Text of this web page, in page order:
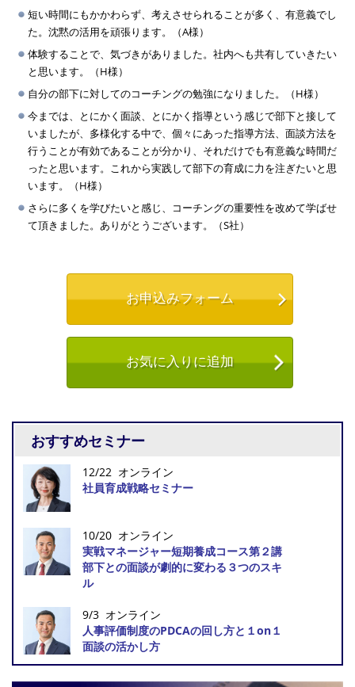
短い時間にもかかわらず、考えさせられることが多く、有意義でし
た。沈黙の活用を頑張ります。（A様）
体験することで、気づきがありました。社内へも共有していきたい
と思います。（H様）
自分の部下に対してのコーチングの勉強になりました。（H様）
今までは、とにかく面談、とにかく指導という感じで部下と接して
いましたが、多様化する中で、個々にあった指導方法、面談方法を
行うことが有効であることが分かり、それだけでも有意義な時間だ
ったと思います。これから実践して部下の育成に力を注ぎたいと思
います。（H様）
さらに多くを学びたいと感じ、コーチングの重要性を改めて学ばせ
て頂きました。ありがとうございます。（S社）
お申込みフォーム
お気に入りに追加
おすすめセミナー
12/22 オンライン
社員育成戦略セミナー
10/20 オンライン
実戦マネージャー短期養成コース第２講
部下との面談が劇的に変わる３つのスキ
ル
9/3 オンライン
人事評価制度のPDCAの回し方と１on１
面談の活かし方